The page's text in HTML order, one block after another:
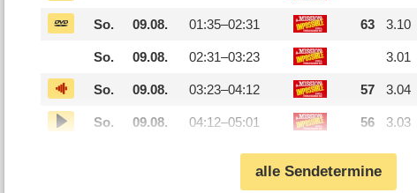
So. 09.08. 01:35–02:31 63 3.10
So. 09.08. 02:31–03:23 3.01
So. 09.08. 03:23–04:12 57 3.04
So. 09.08. 04:12–05:01 56 3.03
alle Sendetermine